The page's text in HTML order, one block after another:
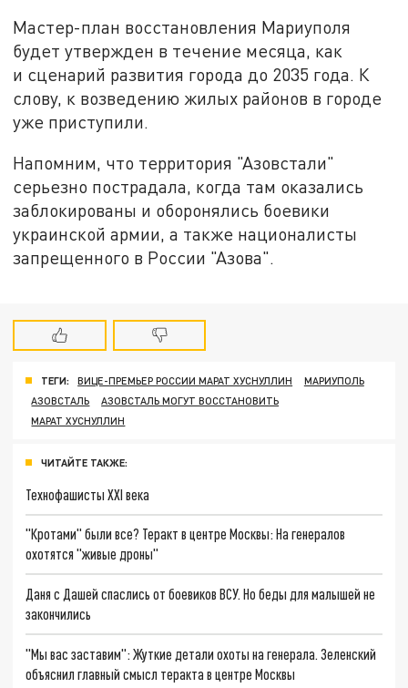
Мастер-план восстановления Мариуполя
будет утвержден в течение месяца, как
и сценарий развития города до 2035 года. К
слову, к возведению жилых районов в городе
уже приступили.
Напомним, что территория "Азовстали"
серьезно пострадала, когда там оказались
заблокированы и оборонялись боевики
украинской армии, а также националисты
запрещенного в России "Азова".
ТЕГИ: ВИЦЕ-ПРЕМЬЕР РОССИИ МАРАТ ХУСНУЛЛИН
МАРИУПОЛЬ
АЗОВСТАЛЬ
АЗОВСТАЛЬ МОГУТ ВОССТАНОВИТЬ
МАРАТ ХУСНУЛЛИН
ЧИТАЙТЕ ТАКЖЕ:
Технофашисты XXI века
"Кротами" были все? Теракт в центре Москвы: На генералов
охотятся "живые дроны"
Даня с Дашей спаслись от боевиков ВСУ. Но беды для малышей не
закончились
"Мы вас заставим": Жуткие детали охоты на генерала. Зеленский
объяснил главный смысл теракта в центре Москвы